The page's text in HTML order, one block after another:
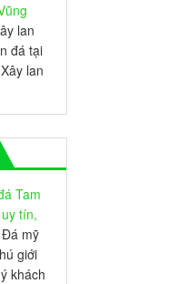
lan
đá tại
lan
Tam
tín,
Đá mỹ
giới
khách